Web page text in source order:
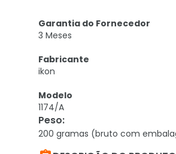
Garantia do Fornecedor
3 Meses
Fabricante
ikon
Modelo
1174/A
Peso:
200 gramas (bruto com